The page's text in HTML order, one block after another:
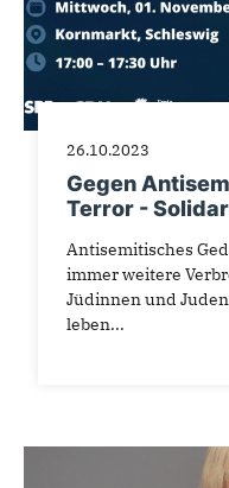
26.10.2023
Gegen
Terror -
Antisemitisches
immer weitere
Jüdinnen und
leben...